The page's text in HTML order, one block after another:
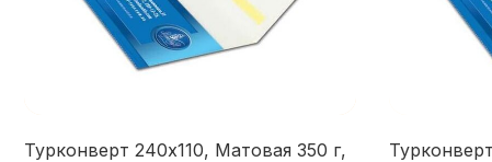
Турконверт 240х110, Матовая 350 г,